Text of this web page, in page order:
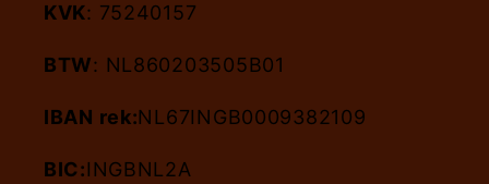
KVK: 75240157
BTW: NL860203505B01
IBAN rek:NL67INGB0009382109
BIC:INGBNL2A